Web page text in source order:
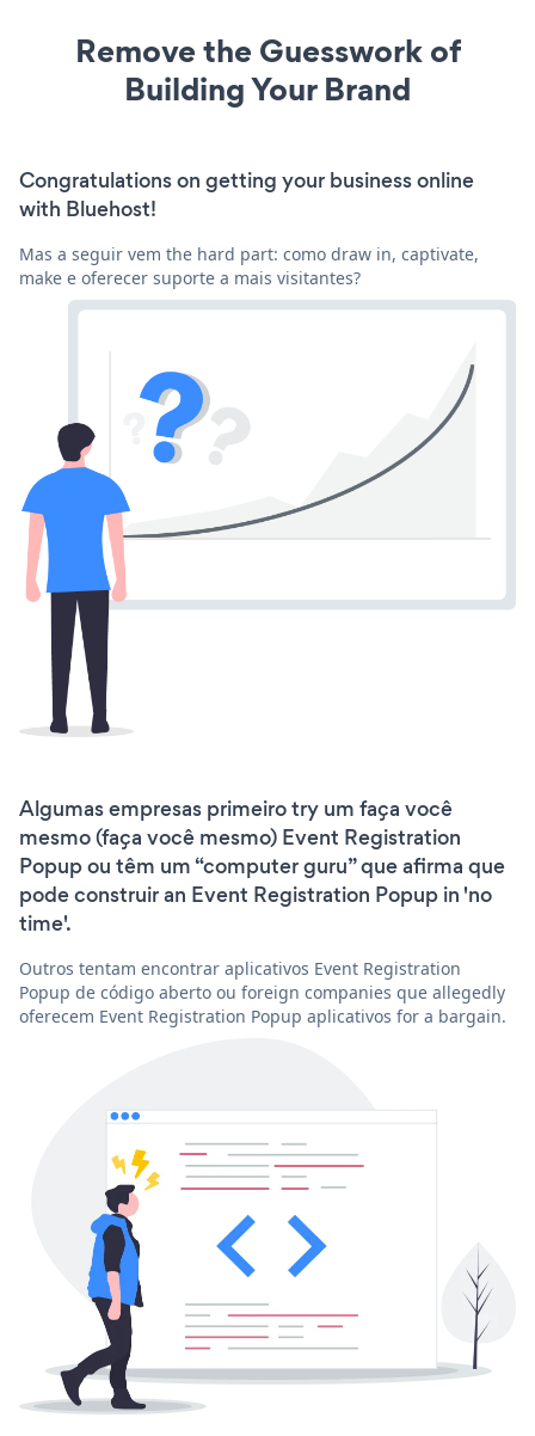
Remove the Guesswork of
Building Your Brand
Congratulations on getting your business online
with Bluehost!
Mas a seguir vem the hard part: como draw in, captivate,
make e oferecer suporte a mais visitantes?
Algumas empresas primeiro try um faça você
mesmo (faça você mesmo) Event Registration
Popup ou têm um “computer guru” que afirma que
pode construir an Event Registration Popup in 'no
time'.
Outros tentam encontrar aplicativos Event Registration
Popup de código aberto ou foreign companies que allegedly
oferecem Event Registration Popup aplicativos for a bargain.